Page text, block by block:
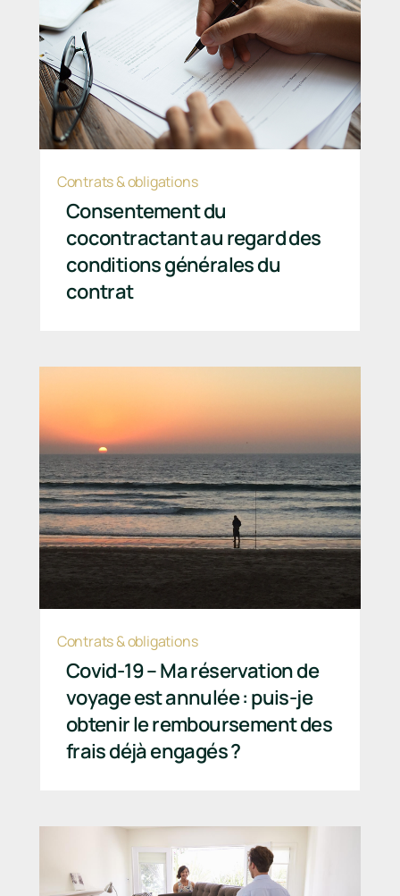
Consentement du
cocontractant au regard des
conditions générales du
contrat
Contrats & obligations
Covid-19 – Ma réservation de
voyage est annulée : puis-je
obtenir le remboursement des
frais déjà engagés ?
Contrats & obligations